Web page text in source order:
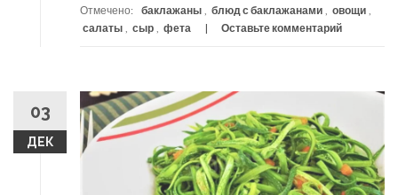
Отмечено:
баклажаны блюд с баклажанами овощи
салаты
сыр фета Оставьте комментарий
03
ДЕК